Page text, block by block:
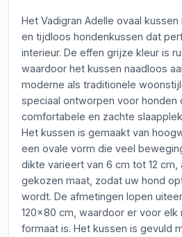
Het Vadigran Adelle ovaal
en tijdloos hondenkussen dat
interieur. De effen grijze kleur is
waardoor het kussen naadloos
moderne als traditionele
speciaal ontworpen voor honden
comfortabele en zachte
Het kussen is gemaakt van
een ovale vorm die veel
dikte varieert van 6 cm tot 12 cm,
gekozen maat, zodat uw hond
wordt. De afmetingen lopen
120x80 cm, waardoor er voor elk
formaat is. Het kussen is gevuld